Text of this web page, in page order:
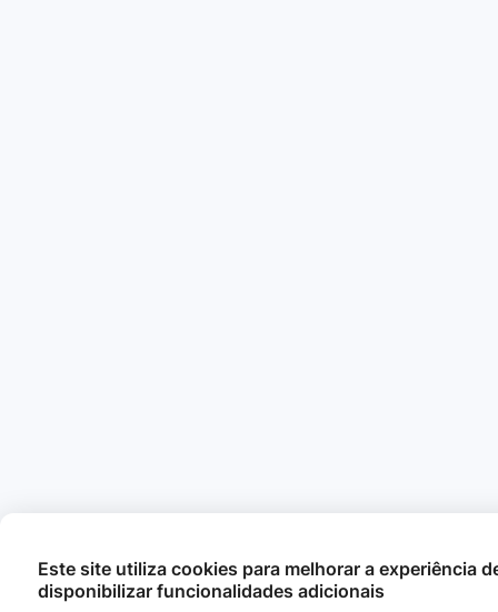
Este site utiliza cookies para melhorar a experiência
disponibilizar funcionalidades adicionais